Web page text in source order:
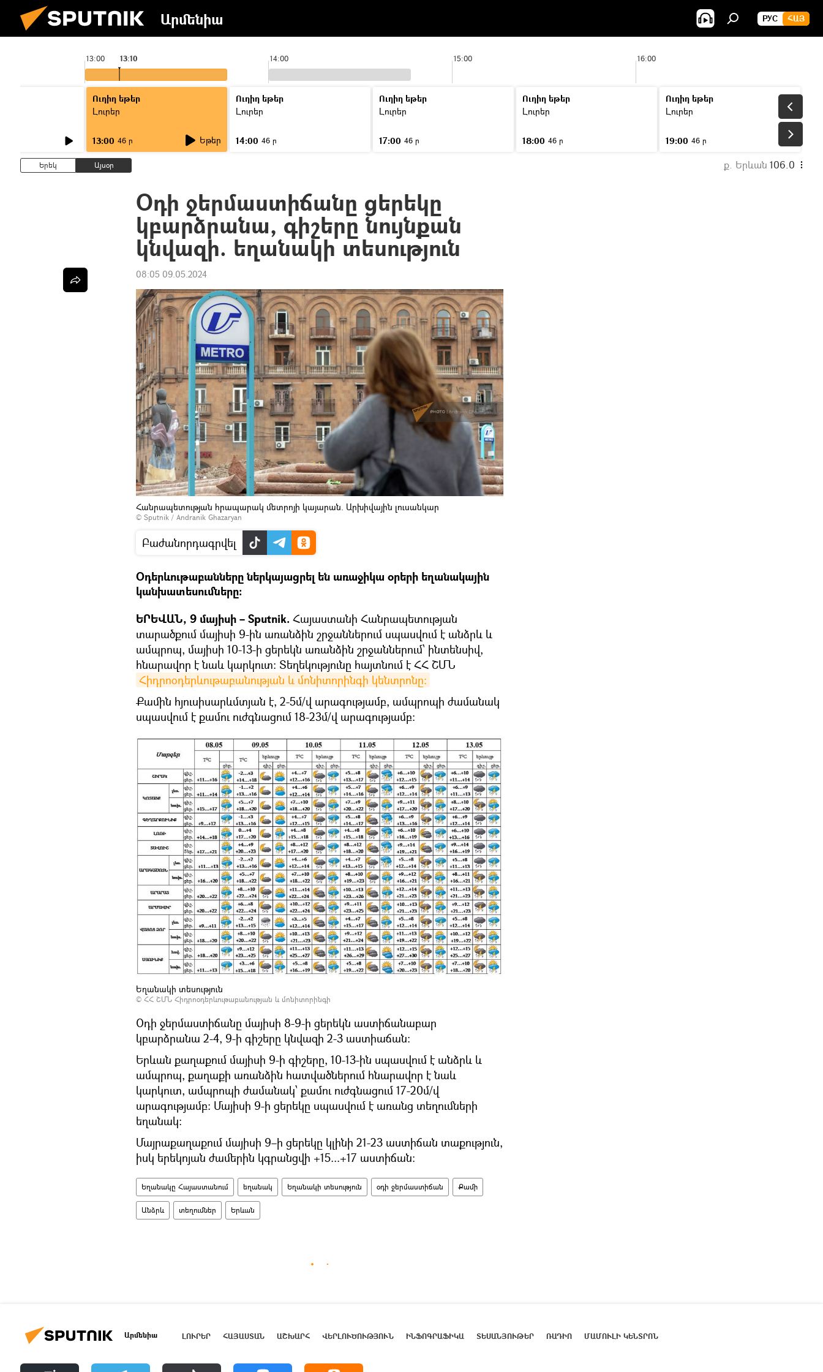
Արմենիա РУС ՀԱՅ
13:00 14:00 15:00 16:00
13:10
Ուղիղ եթեր
Լուրեր
13:00 46 ր Եթեր
Ուղիղ եթեր
Լուրեր
14:00 46 ր
Ուղիղ եթեր
Լուրեր
17:00 46 ր
Ուղիղ եթեր
Լուրեր
18:00 46 ր
Ուղիղ եթեր
Լուրեր
19:00 46 ր
Երեկ Այսօր ք. Երևան 106.0
Օդի ջերմաստիճանը ցերեկը
կբարձրանա, գիշերը նույնքան
կնվազի. եղանակի տեսություն
08:05 09.05.2024
Հանրապետության հրապարակ մետրոյի կայարան. Արխիվային լուսանկար
© Sputnik / Andranik Ghazaryan
Բաժանորդագրվել
Օդերևութաբանները ներկայացրել են առաջիկա օրերի եղանակային
կանխատեսումները։
ԵՐԵՎԱՆ, 9 մայիսի – Sputnik. Հայաստանի Հանրապետության
տարածքում մայիսի 9-ին առանձին շրջաններում սպասվում է անձրև և
ամպրոպ, մայիսի 10-13-ի ցերեկն առանձին շրջաններում՝ ինտենսիվ,
հնարավոր է նաև կարկուտ։ Տեղեկությունը հայտնում է ՀՀ ՇՄՆ
Հիդրոօդերևութաբանության և մոնիտորինգի կենտրոնը։
Քամին հյուսիսարևմտյան է, 2-5մ/վ արագությամբ, ամպրոպի ժամանակ
սպասվում է քամու ուժգնացում 18-23մ/վ արագությամբ:
Եղանակի տեսություն
© ՀՀ ՇՄՆ Հիդրոօդերևութաբանության և մոնիտորինգի
Օդի ջերմաստիճանը մայիսի 8-9-ի ցերեկն աստիճանաբար
կբարձրանա 2-4, 9-ի գիշերը կնվազի 2-3 աստիաճան։
Երևան քաղաքում մայիսի 9-ի գիշերը, 10-13-ին սպասվում է անձրև և
ամպրոպ, քաղաքի առանձին հատվածներում հնարավոր է նաև
կարկուտ, ամպրոպի ժամանակ՝ քամու ուժգնացում 17-20մ/վ
արագությամբ։ Մայիսի 9-ի ցերեկը սպասվում է առանց տեղումների
եղանակ։
Մայրաքաղաքում մայիսի 9–ի ցերեկը կլինի 21-23 աստիճան տաքություն,
իսկ երեկոյան ժամերին կգրանցվի +15...+17 աստիճան։
Եղանակը Հայաստանում եղանակ Եղանակի տեսություն օդի ջերմաստիճան Քամի
Անձրև տեղումներ Երևան
Արմենիա ԼՈՒՐԵՐ ՀԱՅԱՍՏԱՆ ԱՇԽԱՐՀ ՎԵՐԼՈՒԾՈՒԹՅՈՒՆ ԻՆՖՈԳՐԱՖԻԿԱ ՏԵՍԱՆՅՈՒԹԵՐ ՌԱԴԻՈ ՄԱՄՈՒԼԻ ԿԵՆՏՐՈՆ